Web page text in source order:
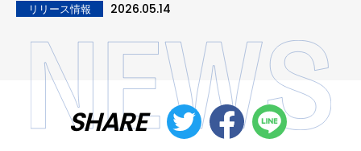
リリース情報 2026.05.14
SHARE